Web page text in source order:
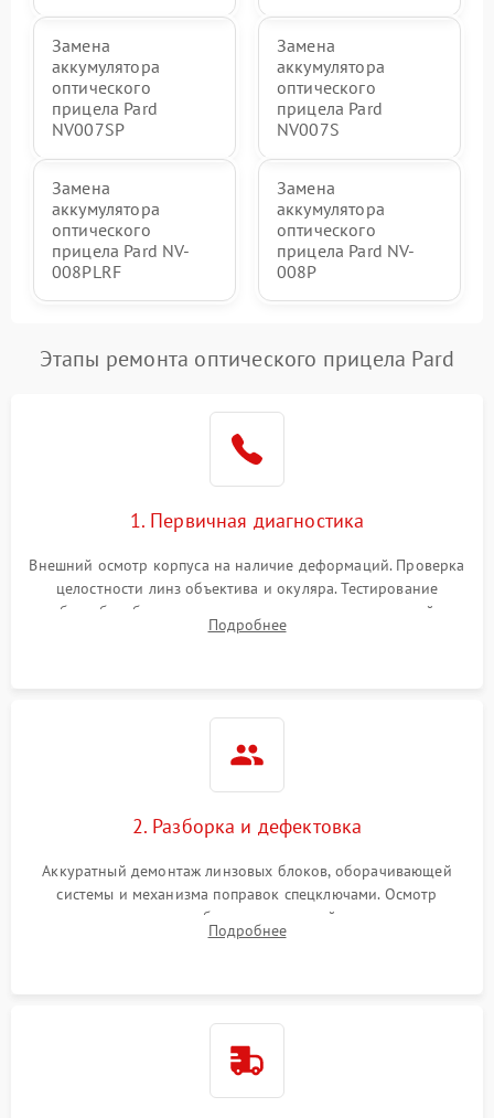
Замена
аккумулятора
оптического
прицела Pard
NV007SP
Замена
аккумулятора
оптического
прицела Pard
NV007S
Замена
аккумулятора
оптического
прицела Pard NV-
008PLRF
Замена
аккумулятора
оптического
прицела Pard NV-
008P
Этапы ремонта оптического прицела Pard
1. Первичная диагностика
Внешний осмотр корпуса на наличие деформаций. Проверка
целостности линз объектива и окуляра. Тестирование
работы барабанчиков ввода поправок, кольца отстройки
параллакса и зума. Выявление сколов, внутренних
Подробнее
2. Разборка и дефектовка
Аккуратный демонтаж линзовых блоков, оборачивающей
системы и механизма поправок спецключами. Осмотр
внутренних резьбовых соединений, пружин и
уплотнительных колец. Поиск причин люфта, смещения
Подробнее